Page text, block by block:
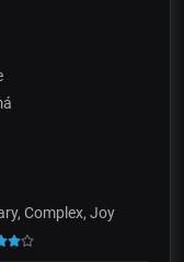
Complex, Joy